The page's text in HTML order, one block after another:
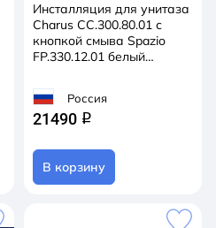
Инсталляция для унитаза
Charus CC.300.80.01 с
кнопкой смыва Spazio
FP.330.12.01 белый
Россия
21490 q
В корзину